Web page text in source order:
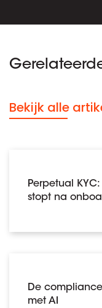
Bekijk alle
Perpetual
stopt na
De
met AI